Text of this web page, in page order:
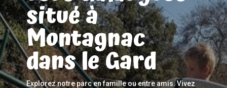
situé à
Montagnac
dans le Gard
Explorez notre parc en famille ou entre amis. Vivez